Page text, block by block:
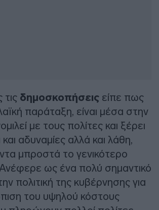
τις δημοσκοπήσεις είπε πως
παράταξη, είναι μέσα στην
με τους πολίτες και ξέρει
αδυναμίες αλλά και λάθη,
μπροστά το γενικότερο
ως ένα πολύ σημαντικό
πολιτική της κυβέρνησης για
του υψηλού κόστους